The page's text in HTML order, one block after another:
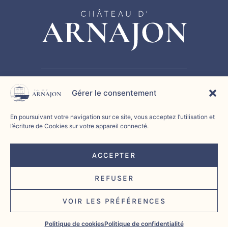
Gérer le consentement
En poursuivant votre navigation sur ce site, vous acceptez l’utilisation et
l’écriture de Cookies sur votre appareil connecté.
ACCEPTER
REFUSER
VOIR LES PRÉFÉRENCES
Politique de cookiesPolitique de confidentialité
HISTOIRE SÉMINAIRE CHAMBRE D’HÔTES
ÉVÉNEMENTS CONTACT
Mentions légales
L’agence web Marque Digitale
©2026 Château d'Arnajon